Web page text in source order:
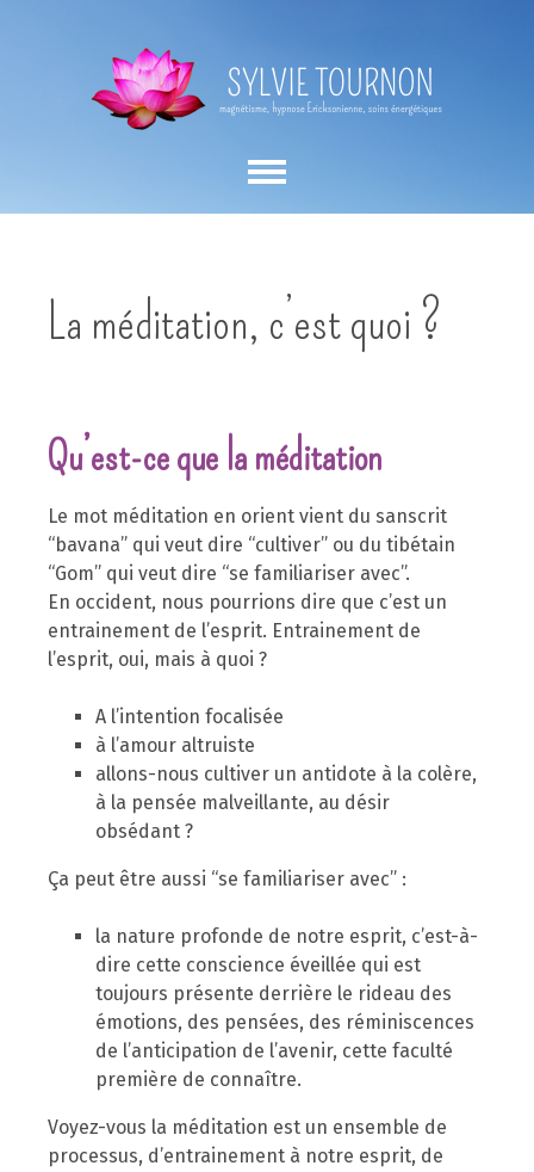
La méditation, c’est quoi ?
Qu’est-ce que la méditation
Le mot méditation en orient vient du sanscrit
“bavana” qui veut dire “cultiver” ou du tibétain
“Gom” qui veut dire “se familiariser avec”.
En occident, nous pourrions dire que c’est un
entrainement de l’esprit. Entrainement de
l’esprit, oui, mais à quoi ?
A l’intention focalisée
à l’amour altruiste
allons-nous cultiver un antidote à la colère,
à la pensée malveillante, au désir
obsédant ?
Ça peut être aussi “se familiariser avec” :
la nature profonde de notre esprit, c’est-à-
dire cette conscience éveillée qui est
toujours présente derrière le rideau des
émotions, des pensées, des réminiscences
de l’anticipation de l’avenir, cette faculté
première de connaître.
Voyez-vous la méditation est un ensemble de
processus, d’entrainement à notre esprit, de